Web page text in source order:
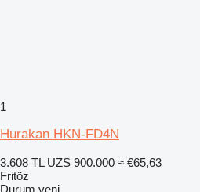
1
Hurakan HKN-FD4N
3.608 TL UZS 900.000 ≈ €65,63
Fritöz
Durum yeni